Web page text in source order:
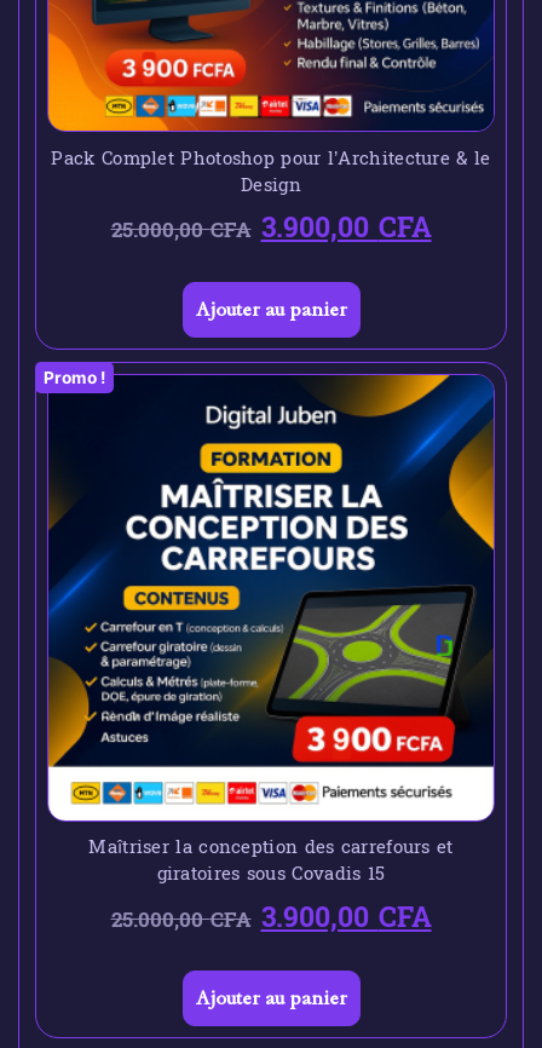
Pack Complet Photoshop pour l’Architecture & le
Design
25.000,00CFA 3.900,00CFA
Ajouter au panier
Promo !
Maîtriser la conception des carrefours et
giratoires sous Covadis 15
25.000,00CFA 3.900,00CFA
Ajouter au panier